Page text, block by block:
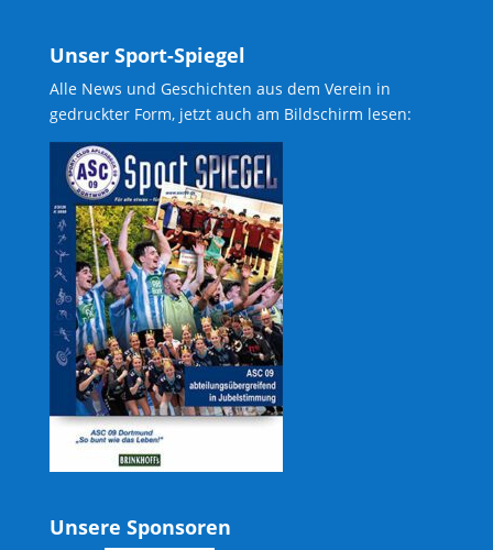
Unser Sport-Spiegel
Alle News und Geschichten aus dem Verein in
gedruckter Form, jetzt auch am Bildschirm lesen:
Unsere Sponsoren